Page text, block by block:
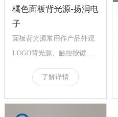
橘色面板背光源-扬润电
子
面板背光源常用作产品外观
LOGO背光源、触控按键背
光源、指示牌背光源、台灯
光源、广告面板背...
了解详情